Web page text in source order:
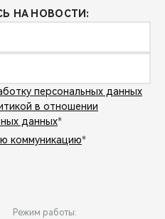
НА НОВОСТИ:
персональных данных
в отношении
данных*
коммуникацию*
Режим работы: